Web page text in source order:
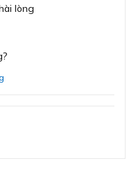
thái
thiết kế ba đinh
lòng